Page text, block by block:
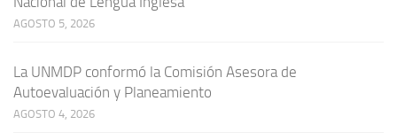
AGOSTO 5, 2026
La UNMDP conformó la Comisión Asesora de
Autoevaluación y Planeamiento
AGOSTO 4, 2026